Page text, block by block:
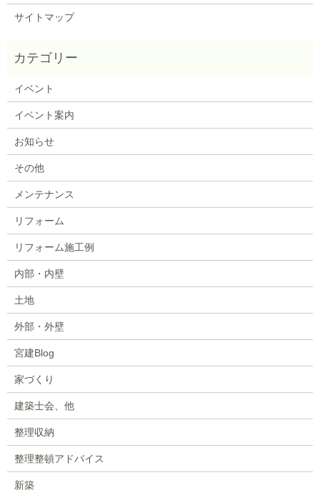
サイトマップ
イベント
イベント案内
お知らせ
その他
メンテナンス
リフォーム
リフォーム施工例
内部・内壁
土地
外部・外壁
宮建Blog
家づくり
建築士会、他
整理収納
整理整頓アドバイス
新築